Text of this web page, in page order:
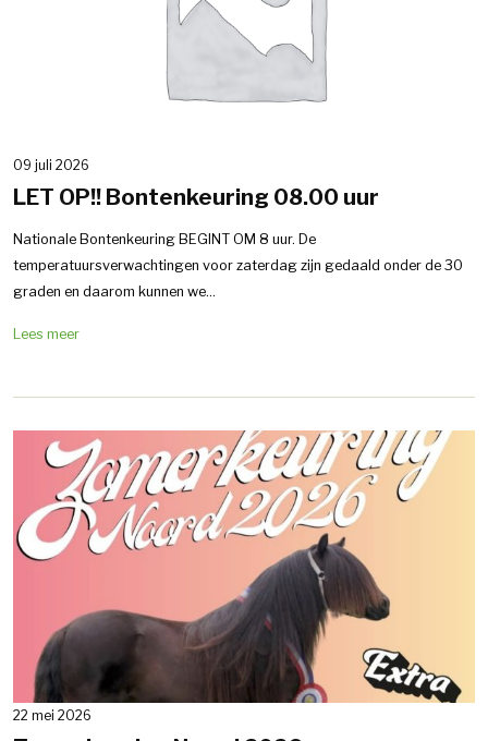
09 juli 2026
LET OP!! Bontenkeuring 08.00 uur
Nationale Bontenkeuring BEGINT OM 8 uur. De
temperatuursverwachtingen voor zaterdag zijn gedaald onder de 30
graden en daarom kunnen we...
Lees meer
22 mei 2026